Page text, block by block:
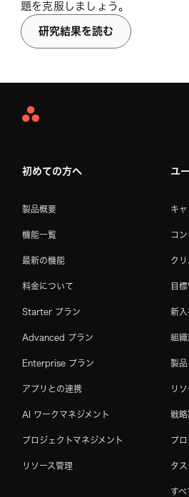
題を克服しましょう。
研究結果を読む
Asana
初めての方へ
製品概要
機能一覧
最新の機能
料金について
Starter プラン
Advanced プラン
Enterprise プラン
アプリとの連携
AI ワークマネジメント
プロジェクトマネジメント
リソース管理
ユ
キ
コ
ク
目
新入
組織
製品
リ
戦略
プ
タ
すべ